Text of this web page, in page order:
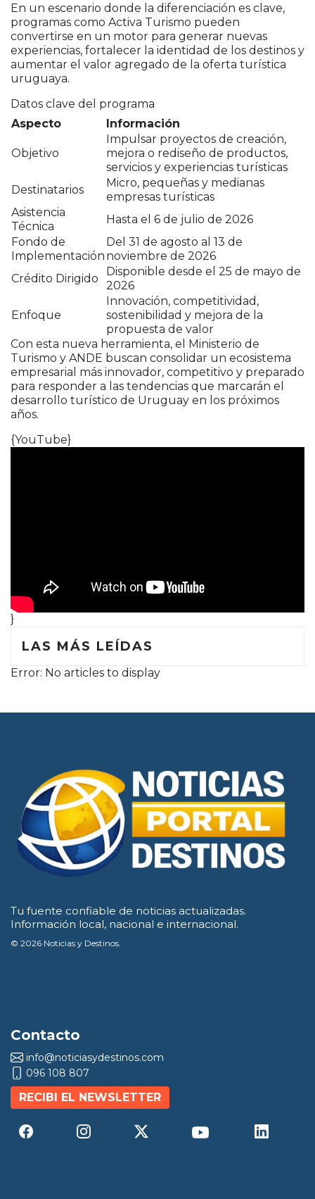
En un escenario donde la diferenciación es clave,
programas como Activa Turismo pueden
convertirse en un motor para generar nuevas
experiencias, fortalecer la identidad de los destinos y
aumentar el valor agregado de la oferta turística
uruguaya.
Datos clave del programa
Aspecto
Información
Objetivo
Impulsar proyectos de creación,
mejora o rediseño de productos,
servicios y experiencias turísticas
Destinatarios
Micro, pequeñas y medianas
empresas turísticas
Asistencia
Técnica
Hasta el 6 de julio de 2026
Fondo de
Implementación
Del 31 de agosto al 13 de
noviembre de 2026
Crédito Dirigido
Disponible desde el 25 de mayo de
2026
Enfoque
Innovación, competitividad,
sostenibilidad y mejora de la
propuesta de valor
Con esta nueva herramienta, el Ministerio de
Turismo y ANDE buscan consolidar un ecosistema
empresarial más innovador, competitivo y preparado
para responder a las tendencias que marcarán el
desarrollo turístico de Uruguay en los próximos
años.
{YouTube}
}
LAS MÁS LEÍDAS
Error: No articles to display
Tu fuente confiable de noticias actualizadas.
Información local, nacional e internacional.
© 2026 Noticias y Destinos.
Contacto
info@noticiasydestinos.com
096 108 807
RECIBI EL NEWSLETTER